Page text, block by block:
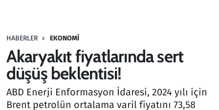
HABERLER EKONOMI
Akaryakıt fiyatlarında sert
düşüş beklentisi!
ABD Enerji Enformasyon İdaresi, 2024 yılı için
Brent petrolün ortalama varil fiyatını 73,58
Haber
Kültür Sanat
Kurumsal Haberler